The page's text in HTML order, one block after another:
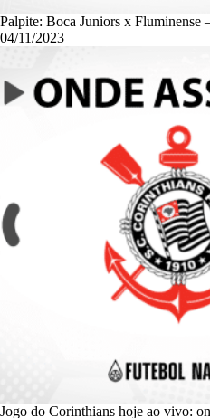
Palpite: Boca Juniors x Fluminense
04/11/2023
Jogo do Corinthians hoje ao vivo: